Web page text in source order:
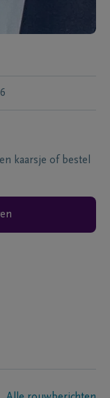
kaarsje of bestel